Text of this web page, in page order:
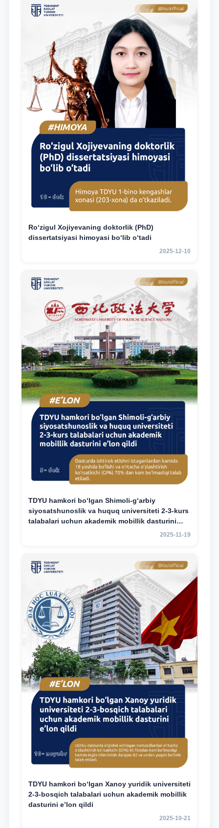
Ro‘zigul Xojiyevaning doktorlik (PhD)
dissertatsiyasi himoyasi bo‘lib o‘tadi
2025-12-10
TDYU hamkori bo‘lgan Shimoli-g‘arbiy
siyosatshunoslik va huquq universiteti 2-3-kurs
talabalari uchun akademik mobillik dasturini
2025-11-19
TDYU hamkori bo‘lgan Xanoy yuridik universiteti
2-3-bosqich talabalari uchun akademik mobillik
dasturini e’lon qildi
2025-10-21